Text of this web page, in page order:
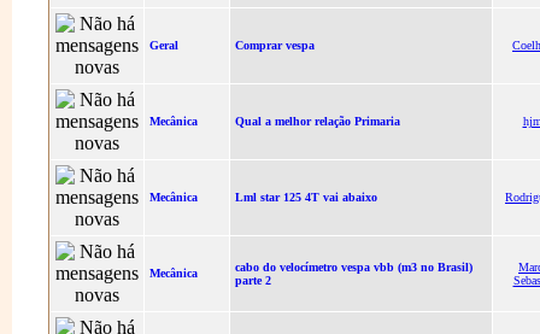
Geral Comprar vespa
Mecânica Qual a melhor relação Primaria
Mecânica Lml star 125 4T vai abaixo
Mecânica
cabo do velocímetro vespa vbb (m3 no Brasil)
parte 2